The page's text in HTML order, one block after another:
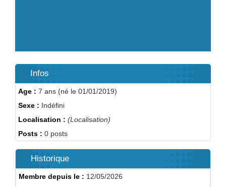
Infos
Age : 7 ans (né le 01/01/2019)
Sexe : Indéfini
Localisation : (Localisation)
Posts : 0 posts
Historique
Membre depuis le : 12/05/2026